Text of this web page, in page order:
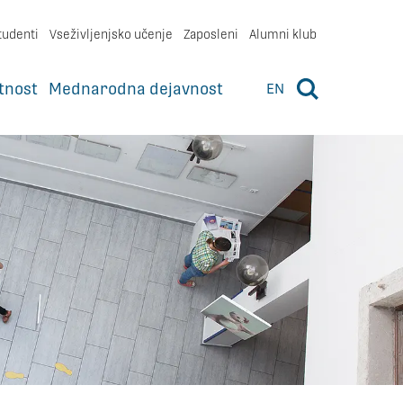
Vseživljenjsko učenje Zaposleni Alumni klub
Mednarodna dejavnost EN